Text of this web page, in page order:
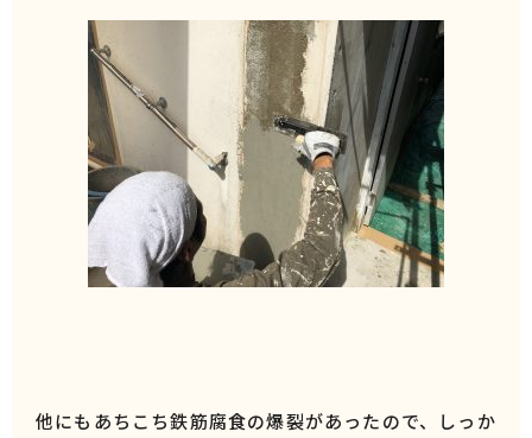
他にもあちこち鉄筋腐食の爆裂があったので、しっか